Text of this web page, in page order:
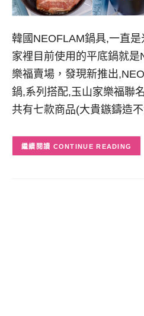
韓國NEOFLAM鍋具,一直是
家裡目前使用的平底鍋就
樂福賣場，發現新推出
鍋,系列搭配,玉山家樂福聯
共有七款商品(大貴鏃鑄造
CONTINUE READING